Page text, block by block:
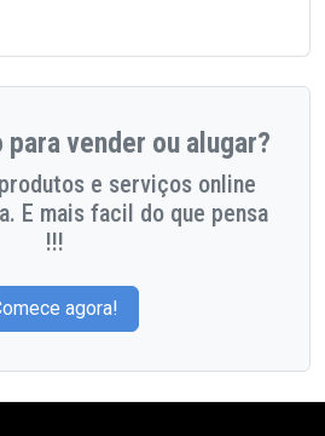
vender ou alugar?
e serviços online
E mais facil do que pensa
!!!
agora!